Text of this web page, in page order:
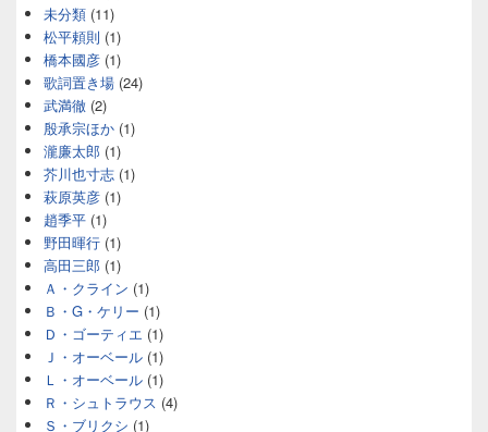
未分類 (11)
松平頼則 (1)
橋本國彦 (1)
歌詞置き場 (24)
武満徹 (2)
殷承宗ほか (1)
瀧廉太郎 (1)
芥川也寸志 (1)
萩原英彦 (1)
趙季平 (1)
野田暉行 (1)
高田三郎 (1)
Ａ・クライン (1)
Ｂ・G・ケリー (1)
Ｄ・ゴーティエ (1)
Ｊ・オーベール (1)
Ｌ・オーベール (1)
Ｒ・シュトラウス (4)
Ｓ・ブリクシ (1)